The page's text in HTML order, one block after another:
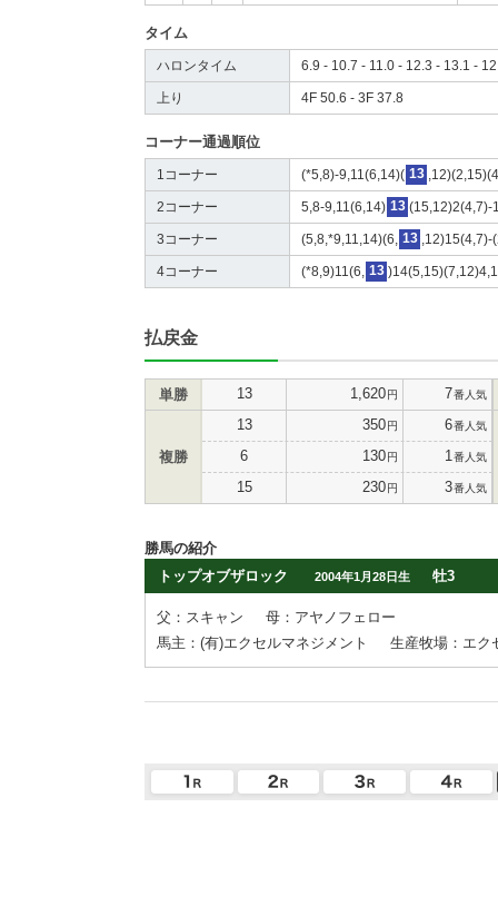
タイム
ハロンタイム 6.9 - 10.7 - 11.0 - 12.3 - 13.1 -
上り 4F 50.6 - 3F 37.8
コーナー通過順位
1コーナー (*5,8)-9,11(6,14)( 13
2コーナー 5,8-9,11(6,14) 13 (15,12)2(4,7)-
3コーナー (5,8,*9,11,14)(6, 13 ,12)15(4,7)-
4コーナー (*8,9)11(6, 13
払戻金
単勝 13 1,620円 7番人気
複勝
13 350円 6番人気
6 130円 1 番人気
15 230円 3番人気
勝馬の紹介
トップオブザロック
2004年1月28日生 牡3
父：スキャン
母：アヤノフェロー
馬主：(有)エクセルマネジメント
生産牧場：エク